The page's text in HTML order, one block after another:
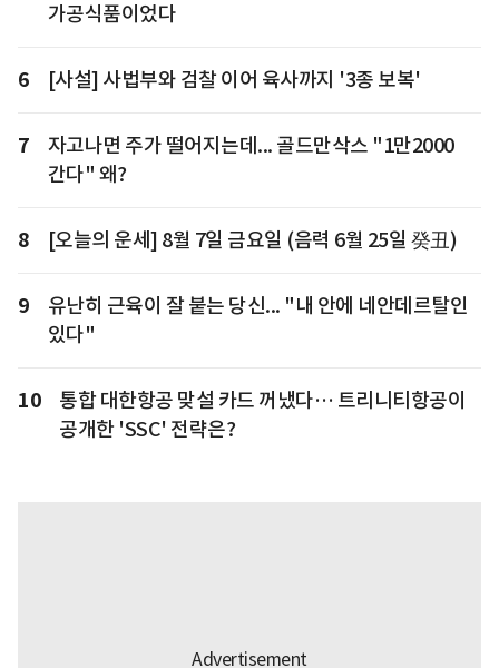
가공식품이었다
6 [사설] 사법부와 검찰 이어 육사까지 '3종 보복'
7
자고나면 주가 떨어지는데... 골드만삭스 "1만2000
간다" 왜?
8 [오늘의 운세] 8월 7일 금요일 (음력 6월 25일 癸丑)
9
유난히 근육이 잘 붙는 당신... "내 안에 네안데르탈인
있다"
10
통합 대한항공 맞설 카드 꺼냈다… 트리니티항공이
공개한 'SSC' 전략은?